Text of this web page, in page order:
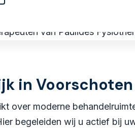
in Voorschoten
over moderne
begeleiden wij u actief bij